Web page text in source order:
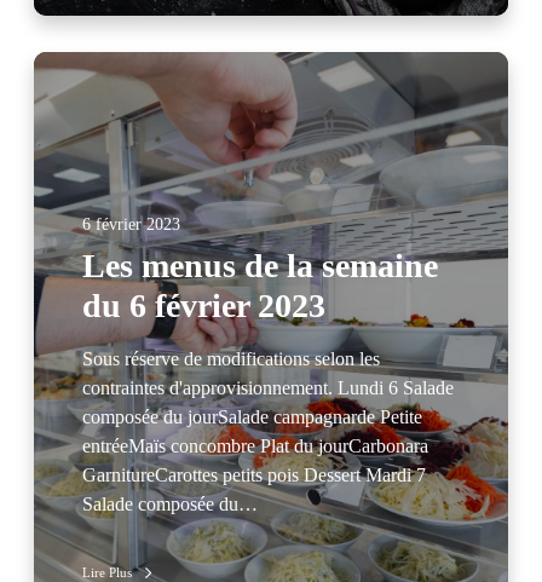
6 février 2023
Les menus de la semaine
du 6 février 2023
Sous réserve de modifications selon les
contraintes d'approvisionnement. Lundi 6 Salade
composée du jourSalade campagnarde Petite
entréeMaïs concombre Plat du jourCarbonara
GarnitureCarottes petits pois Dessert Mardi 7
Salade composée du…
Lire Plus